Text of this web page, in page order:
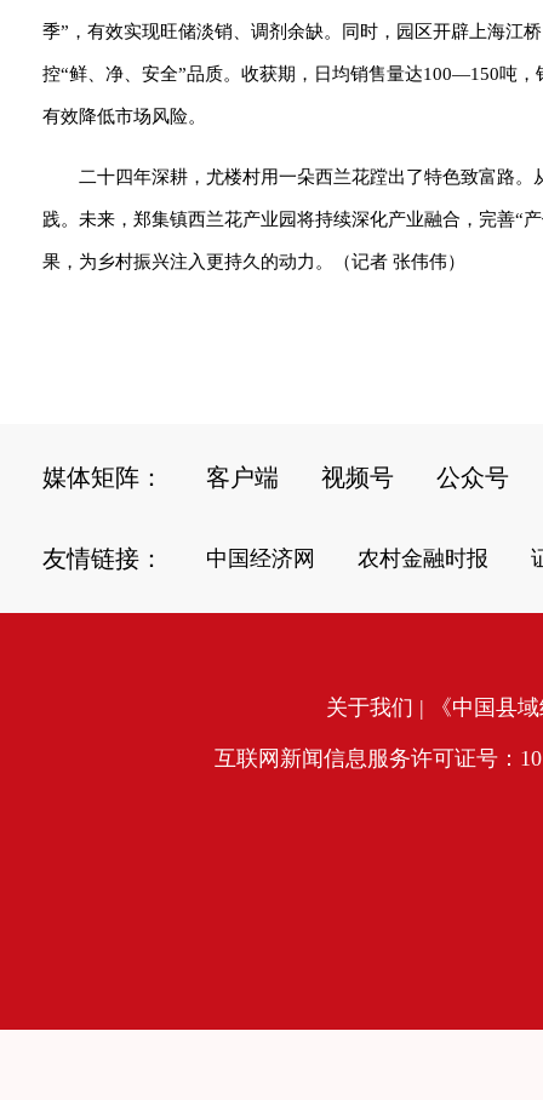
季”，有效实现旺储淡销、调剂余缺。同时，园区开辟上海江
控“鲜、净、安全”品质。收获期，日均销售量达100—150吨
有效降低市场风险。
二十四年深耕，尤楼村用一朵西兰花蹚出了特色致富路
践。未来，郑集镇西兰花产业园将持续深化产业融合，完善“
果，为乡村振兴注入更持久的动力。（记者 张伟伟）
媒体矩阵： 客户端 视频号 公众号
友情链接： 中国经济网 农村金融时报
关于我们 | 《中国县
互联网新闻信息服务许可证号：